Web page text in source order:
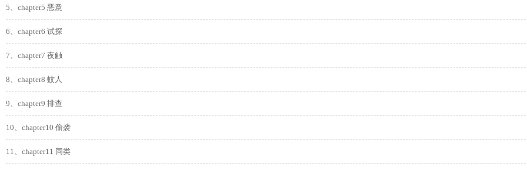
5、chapter5 恶意
6、chapter6 试探
7、chapter7 夜触
8、chapter8 蚊人
9、chapter9 排查
10、chapter10 偷袭
11、chapter11 同类